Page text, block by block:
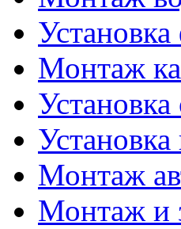
Монтаж
Монтаж
Монтаж и